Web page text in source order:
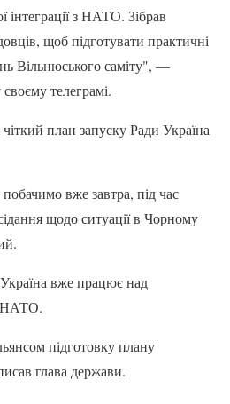
з НАТО. Зібрав
щоб підготувати практичні
Вільнюського саміту", —
телеграмі.
план запуску Ради Україна
побачимо вже завтра, під час
щодо ситуації в Чорному
вже працює над
НАТО.
підготовку плану
глава держави.